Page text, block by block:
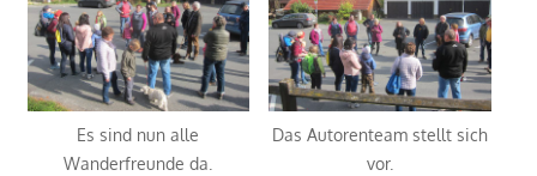
Es sind nun alle
Wanderfreunde da.
Das Autorenteam stellt sich
vor.